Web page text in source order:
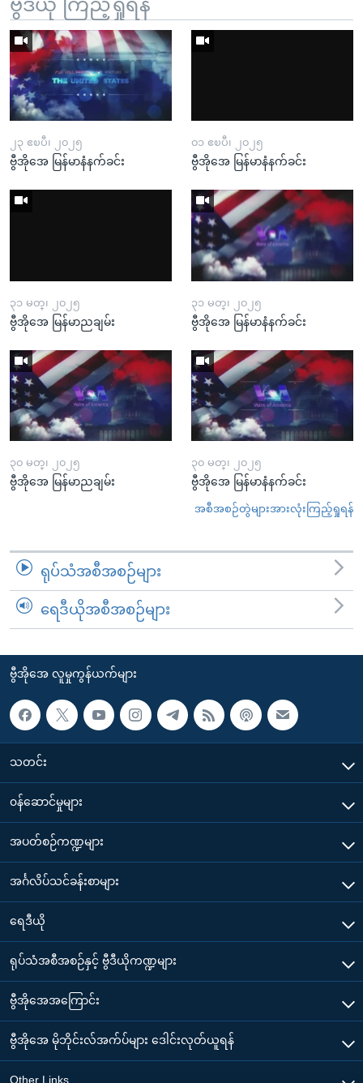
၂၃ ဧၿပီ၊ ၂၀၂၅
ဗွီအိုအေ မြန်မာနံနက်ခင်း
၀၁ ဧၿပီ၊ ၂၀၂၅
ဗွီအိုအေ မြန်မာနံနက်ခင်း
၃၁ မတ္၊ ၂၀၂၅
ဗွီအိုအေ မြန်မာညချမ်း
၃၁ မတ္၊ ၂၀၂၅
ဗွီအိုအေ မြန်မာနံနက်ခင်း
၃၀ မတ္၊ ၂၀၂၅
ဗွီအိုအေ မြန်မာညချမ်း
၃၀ မတ္၊ ၂၀၂၅
ဗွီအိုအေ မြန်မာနံနက်ခင်း
အစီအစဉ်တွဲများအားလုံးကြည့်ရှုရန်
ရုပ်သံအစီအစဉ်များ
ရေဒီယိုအစီအစဉ်များ
ဗွီအိုအေ လူမှုကွန်ယက်များ
သတင်း
၀န်ဆောင်မှုများ
အပတ်စဉ်ကဏ္ဍများ
အင်္ဂလိပ်သင်ခန်းစာများ
ရေဒီယို
ရုပ်သံအစီအစဉ်နှင့် ဗွီဒီယိုကဏ္ဍများ
ဗွီအိုအေအကြောင်း
ဗွီအိုအေ မိုဘိုင်းလ်အက်ပ်များ ဒေါင်းလုတ်ယူရန်
Other Links